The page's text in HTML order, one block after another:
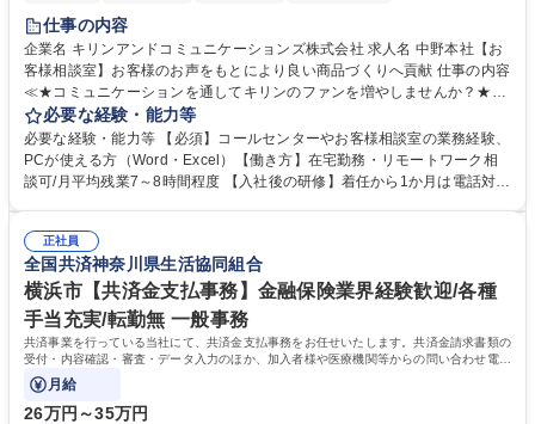
仕事の内容
企業名 キリンアンドコミュニケーションズ株式会社 求人名 中野本社【お
客様相談室】お客様のお声をもとにより良い商品づくりへ貢献 仕事の内容
≪★コミュニケーションを通してキリンのファンを増やしませんか？★≫
お客様のお声をより良い商品づくりに活かしていく上で、窓口となるお客
様相談室でのお仕事です。 日々お客様からいただくキリングループへのご
意見を、企業活動に活かしています。お客様からの声に迅速かつ誠意をも
って対応、情報提供するとともにグループ内活動に反映しています。 【具
平均100件前後■メール・手紙：同上40件前後 募集職種 中野本社【お客様
相談室】お客様のお声をもとにより良い商品づくりへ貢献
必要な経験・能力等
必要な経験・能力等 【必須】コールセンターやお客様相談室の業務経験、
PCが使える方（Word・Excel）【働き方】在宅勤務・リモートワーク相
談可/月平均残業7～8時間程度 【入社後の研修】着任から1か月は電話対応
すのでご安心ください。 【当社について】キリングループの広報機能を担
う会社として、お客様との出会いを大切にし、磨き上げたホスピタリティ
を込めてコミュニケーションをとりながら広報関連業務を行っておりま
す。 学歴・資格 学歴：大学院 大学 高専 短大 専修学校 高校 語学力： 資
格：
正社員
全国共済神奈川県生活協同組合
横浜市【共済金支払事務】金融保険業界経験歓迎/各種
手当充実/転勤無 一般事務
共済事業を行っている当社にて、共済金支払事務をお任せいたします。共済金請求書類の
受付・内容確認・審査・データ入力のほか、加入者様や医療機関等からの問い合わせ電話
対応や書類発送等を担当します。
月給
26万円～35万円